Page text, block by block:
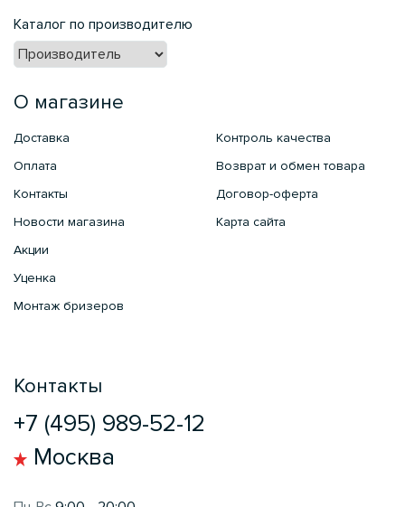
Каталог по производителю
О магазине
Доставка
Оплата
Контакты
Новости магазина
Акции
Уценка
Монтаж бризеров
Контроль качества
Возврат и обмен товара
Договор-оферта
Карта сайта
Контакты
+7 (495) 989-52-12
Москва